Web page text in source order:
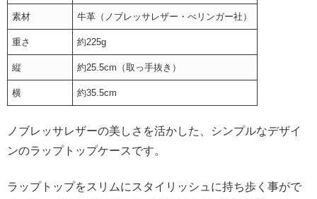
素材 牛革（ノブレッサレザー・ぺリンガー社）
重さ 約225g
縦 約25.5cm（取っ手抜き）
横 約35.5cm
ノブレッサレザーの美しさを活かした、シンプルなデザイ
ンのラップトップケースです。
ラップトップをスリムにスタイリッシュに持ち歩く事がで